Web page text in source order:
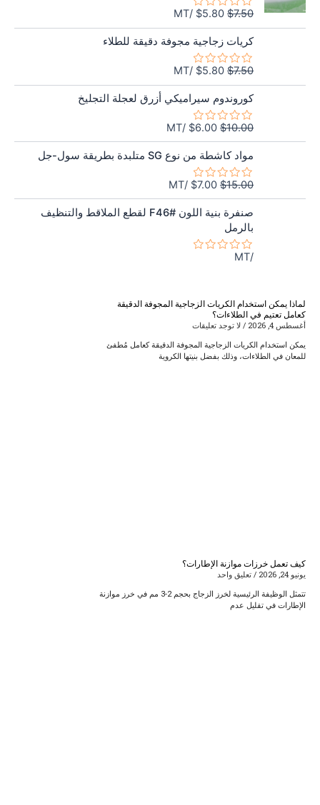
تم
التقييم
0
من
5
$7.50
$7.50.
$5.80
$5.80.
/MT
كريات زجاجية مجوفة دقيقة للطلاء
تم
التقييم
0
من
5
$7.50
السعر
الأصلي
هو:
$5.80
الحالي
هو:
$5.80.
/MT
كوروندوم سيراميكي أزرق لعجلة التجليخ
تم
التقييم
من
5
$10.00
الأصلي
هو:
$6.00
السعر
الحالي
هو:
$6.00.
/MT
مواد كاشطة من نوع SG متلبدة بطريقة سول-جل
تم
التقييم
من
5
$15.00
السعر
الأصلي
هو:
$7.00
الحالي
هو:
$7.00.
/MT
صنفرة بنية اللون F46# لقطع الملاقط والتنظيف
بالرمل
تم/MT
لماذا يمكن استخدام الكريات الزجاجية المجوفة الدقيقة
كعامل تعتيم في الطلاءات؟
أغسطس 4, 2026 لا توجد تعليقات
يمكن استخدام الكريات الزجاجية المجوفة الدقيقة كعامل مُطفئ
للمعان في الطلاءات، وذلك بفضل بنيتها الكروية
كيف تعمل خرزات موازنة الإطارات؟
يونيو 24, 2026 تعليق واحد
تتمثل الوظيفة الرئيسية لخرز الزجاج بحجم 2-3 مم في خرز موازنة
الإطارات في تقليل عدم
Page
Page
Page
Page